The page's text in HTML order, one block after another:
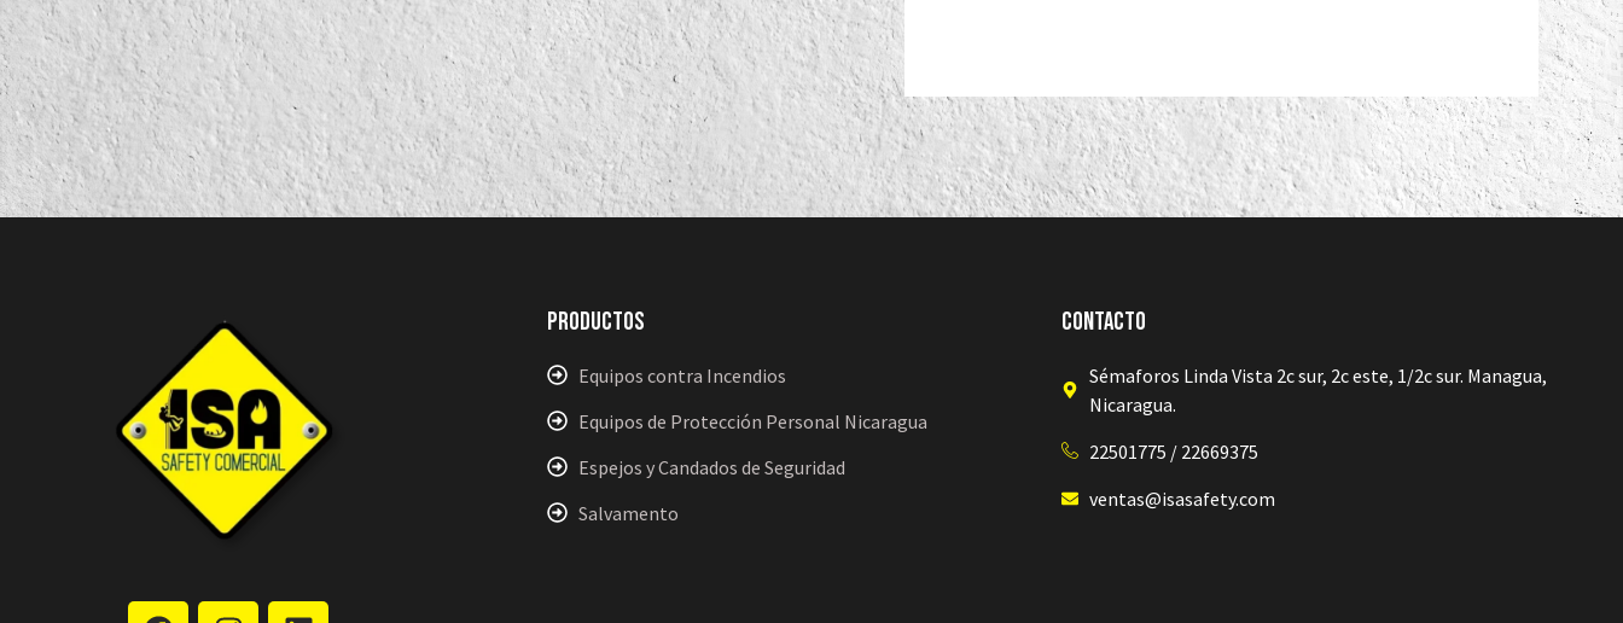
Productos
Equipos contra Incendios
Equipos de Protección Personal Nicaragua
Espejos y Candados de Seguridad
Salvamento
Contacto
Sémaforos Linda Vista 2c sur, 2c este, 1/2c sur. Managua,
Nicaragua.
22501775 / 22669375
ventas@isasafety.com